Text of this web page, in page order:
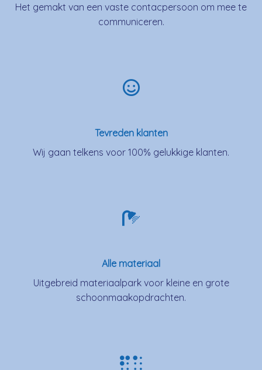
Het gemakt van een vaste contacpersoon om mee te
communiceren.
Tevreden klanten
Wij gaan telkens voor 100% gelukkige klanten.
Alle materiaal
Uitgebreid materiaalpark voor kleine en grote
schoonmaakopdrachten.